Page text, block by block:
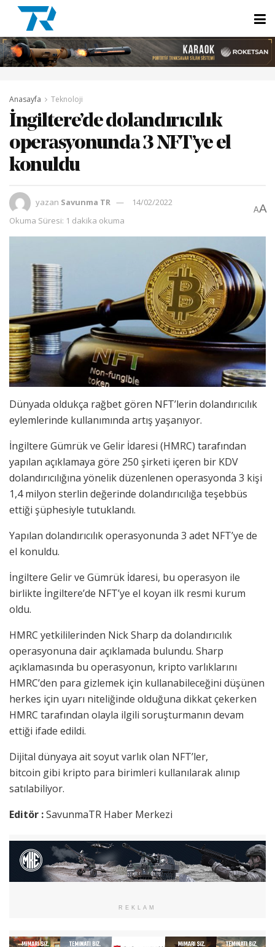
Anasayfa Teknoloji
İngiltere’de dolandırıcılık
operasyonunda 3 NFT’ye el
konuldu
yazan Savunma TR
14/02/2022
Okuma Süresi: 1 dakika okuma
AA
Dünyada oldukça rağbet gören NFT’lerin dolandırıcılık
eylemlerinde kullanımında artış yaşanıyor.
İngiltere Gümrük ve Gelir İdaresi (HMRC) tarafından
yapılan açıklamaya göre 250 şirketi içeren bir KDV
dolandırıcılığına yönelik düzenlenen operasyonda 3 kişi
1,4 milyon sterlin değerinde dolandırıcılığa teşebbüs
ettiği şüphesiyle tutuklandı.
Yapılan dolandırıcılık operasyonunda 3 adet NFT’ye de
el konuldu.
İngiltere Gelir ve Gümrük İdaresi, bu operasyon ile
birlikte İngiltere’de NFT’ye el koyan ilk resmi kurum
oldu.
HMRC yetkililerinden Nick Sharp da dolandırıcılık
operasyonuna dair açıklamada bulundu. Sharp
açıklamasında bu operasyonun, kripto varlıklarını
HMRC’den para gizlemek için kullanabileceğini düşünen
herkes için uyarı niteliğinde olduğuna dikkat çekerken
HMRC tarafından olayla ilgili soruşturmanın devam
ettiği ifade edildi.
Dijital dünyaya ait soyut varlık olan NFT’ler,
bitcoin gibi kripto para birimleri kullanılarak alınıp
satılabiliyor.
Editör :SavunmaTR Haber Merkezi
REKLAM